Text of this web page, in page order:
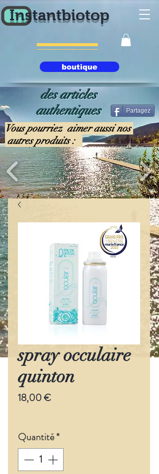
Instantbiotop
boutique
des articles
authentiques
Partagez
Vous pourriez aimer aussi nos
autres produits :
spray occulaire
quinton
18,00 €Prix
Quantité*